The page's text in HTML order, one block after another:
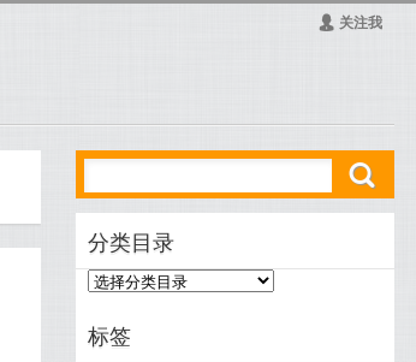
Ą 关注我
ő
分类目录
标签